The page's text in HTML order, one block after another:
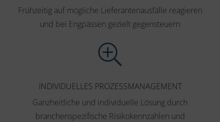
Frühzeitig auf mögliche Lieferantenausfälle reagieren
und bei Engpässen gezielt gegensteuern
INDIVIDUELLES PROZESSMANAGEMENT
Ganzheitliche und individuelle Lösung durch
branchenspezifische Risikokennzahlen und